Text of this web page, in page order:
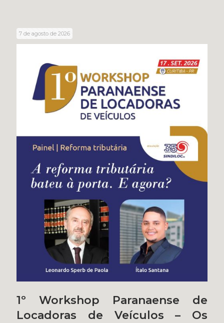
7 de agosto de 2026
1º Workshop Paranaense de
Locadoras de Veículos – Os